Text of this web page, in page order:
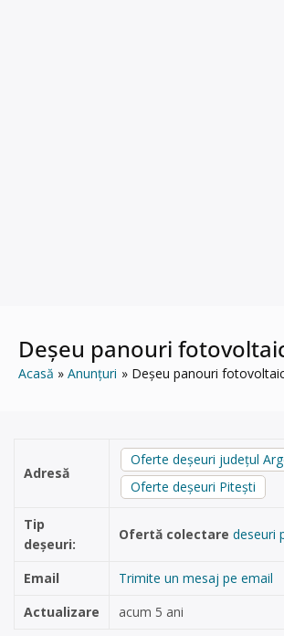
Deșeu panouri
Acasă Anunțuri Deșeu panouri
Adresă
Oferte deșeuri județul
Oferte deșeuri Pitești
Tip
deșeuri:
Ofertă colectare deseuri
Email
Trimite un mesaj pe email
Actualizare
acum 5 ani